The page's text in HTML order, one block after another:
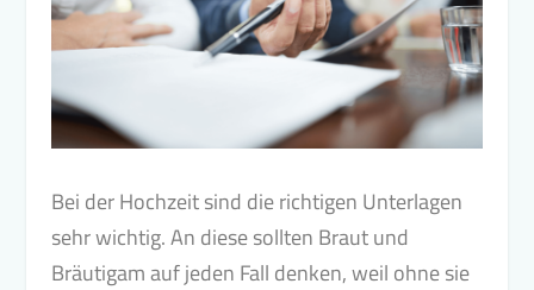
Bei der Hochzeit sind die richtigen Unterlagen
sehr wichtig. An diese sollten Braut und
Bräutigam auf jeden Fall denken, weil ohne sie